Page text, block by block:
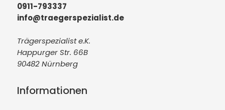
0911-793337
info@traegerspezialist.de
Trägerspezialist e.K.
Happurger Str. 66B
90482 Nürnberg
Informationen